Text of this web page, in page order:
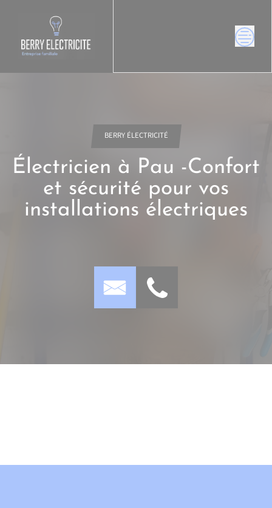
BERRY ÉLECTRICITÉ
Électricien à Pau -Confort
et sécurité pour vos
installations électriques